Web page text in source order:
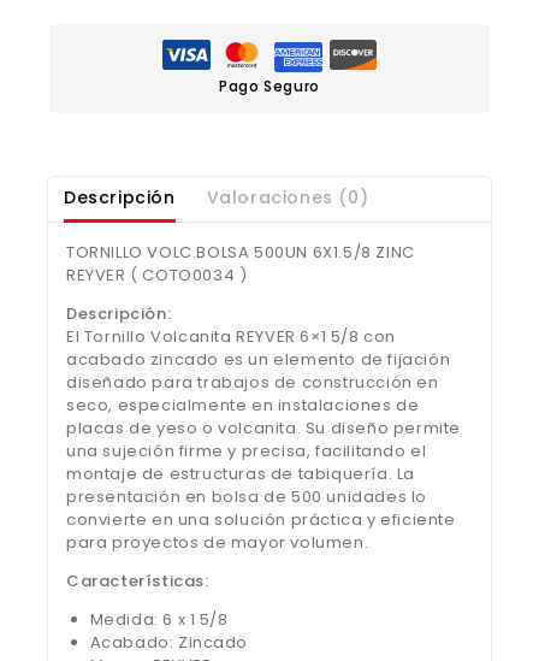
Pago Seguro
Descripción Valoraciones (0)
TORNILLO VOLC.BOLSA 500UN 6X1.5/8 ZINC
REYVER ( COTO0034 )
Descripción:
El Tornillo Volcanita REYVER 6×1 5/8 con
acabado zincado es un elemento de fijación
diseñado para trabajos de construcción en
seco, especialmente en instalaciones de
placas de yeso o volcanita. Su diseño permite
una sujeción firme y precisa, facilitando el
montaje de estructuras de tabiquería. La
presentación en bolsa de 500 unidades lo
convierte en una solución práctica y eficiente
para proyectos de mayor volumen.
Características:
Medida: 6 x 1 5/8
Acabado: Zincado